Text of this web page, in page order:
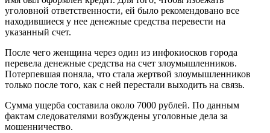
уголовной ответственности, ей было рекомендовано все
находившиеся у нее денежные средства перевести на
указанный счет.
После чего женщина через один из инфокиосков города
перевела денежные средства на счет злоумышленников.
Потерпевшая поняла, что стала жертвой злоумышленников
только после того, как с ней перестали выходить на связь.
Сумма ущерба составила около 7000 рублей. По данным
фактам следователями возбуждены уголовные дела за
мошенничество.